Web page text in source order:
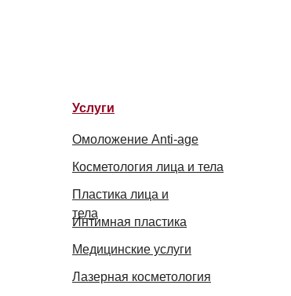
Услуги
Омоложение Anti-age
Косметология лица и тела
Пластика лица и
тела
Интимная пластика
Медицинские услуги
Лазерная косметология